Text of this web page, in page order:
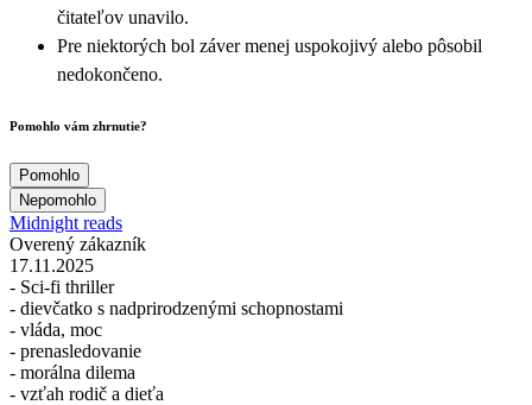
čitateľov unavilo.
Pre niektorých bol záver menej uspokojivý alebo pôsobil
nedokončeno.
Pomohlo vám zhrnutie?
Pomohlo
Nepomohlo
Midnight reads
Overený zákazník
17.11.2025
- Sci-fi thriller
- dievčatko s nadprirodzenými schopnostami
- vláda, moc
- prenasledovanie
- morálna dilema
- vzťah rodič a dieťa